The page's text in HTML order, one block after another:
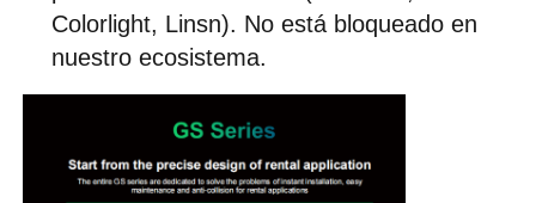
Colorlight, Linsn). No está bloqueado en
nuestro ecosistema.